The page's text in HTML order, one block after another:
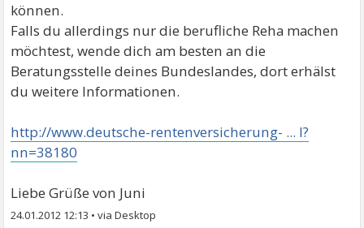
können.
Falls du allerdings nur die berufliche Reha machen
möchtest, wende dich am besten an die
Beratungsstelle deines Bundeslandes, dort erhälst
du weitere Informationen.
http://www.deutsche-rentenversicherung- ... l?
nn=38180
Liebe Grüße von Juni
24.01.2012 12:13 •